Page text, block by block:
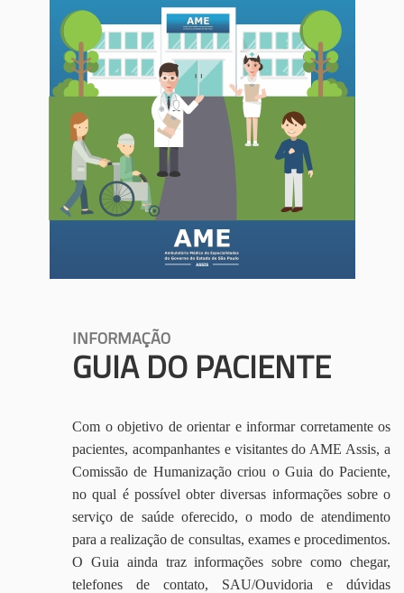
INFORMAÇÃO
GUIA DO PACIENTE
Com o objetivo de orientar e informar corretamente os
pacientes, acompanhantes e visitantes do AME Assis, a
Comissão de Humanização criou o Guia do Paciente,
no qual é possível obter diversas informações sobre o
serviço de saúde oferecido, o modo de atendimento
para a realização de consultas, exames e procedimentos.
O Guia ainda traz informações sobre como chegar,
telefones de contato, SAU/Ouvidoria e dúvidas